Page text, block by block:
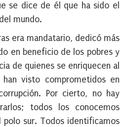
se dice de él que ha sido el
mundo.
era mandatario, dedicó más
en beneficio de los pobres y
de quienes se enriquecen al
visto comprometidos en
Por cierto, no hay
todos los conocemos
polo sur. Todos identificamos